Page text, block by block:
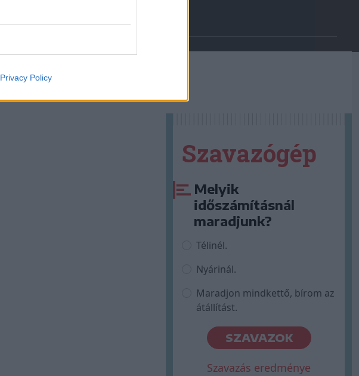
Privacy Policy
Szavazógép
Melyik
időszámításnál
maradjunk?
Télinél.
Nyárinál.
Maradjon mindkettő, bírom az
átállítást.
SZAVAZOK
Szavazás eredménye